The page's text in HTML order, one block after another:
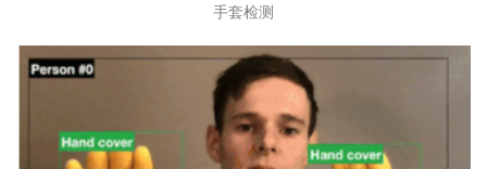
                            "Type": "FACE_COVER",
                            "CoversBodyPart": {
"Confidence":
                                "Value": true
                            }
                        }
                    ]
手套检测